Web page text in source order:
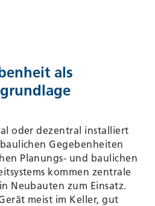
als
oder dezentral installiert
Gegebenheiten
Planungs- und baulichen
kommen zentrale
Neubauten zum Einsatz.
meist im Keller, gut